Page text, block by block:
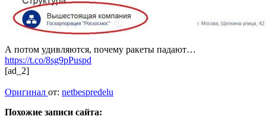
А потом удивляются, почему ракеты падают…
https://t.co/8sg9pPuspd
[ad_2]
Оригинал от: netbespredelu
Похожие записи сайта: